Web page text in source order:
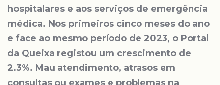
hospitalares e aos serviços de emergência
médica. Nos primeiros cinco meses do ano
e face ao mesmo período de 2023, o Portal
da Queixa registou um crescimento de
2.3%. Mau atendimento, atrasos em
consultas ou exames e problemas na